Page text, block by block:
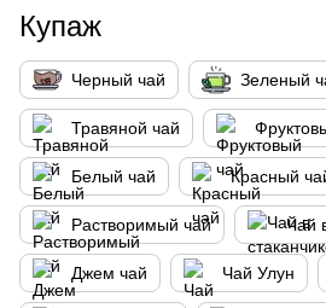
Купаж
Черный чай Зеленый
Травяной чай
Белый чай Красный
Растворимый чай Чай
Джем чай Чай Улун